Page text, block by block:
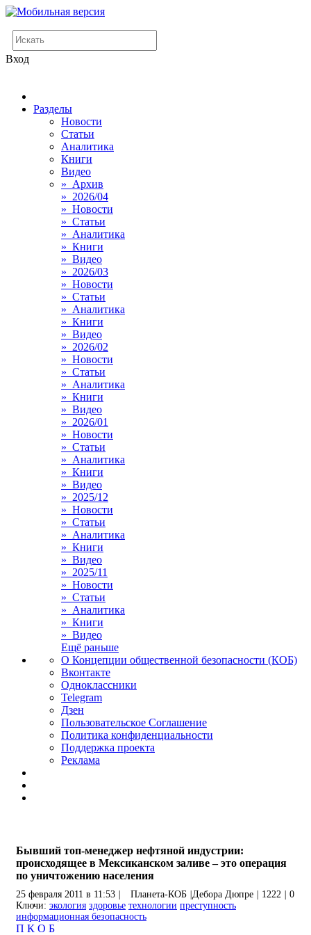
Вход
Разделы
Новости
Статьи
Аналитика
Книги
Видео
» Архив
» 2026/04
» Новости
» Статьи
» Аналитика
» Книги
» Видео
» 2026/03
» Новости
» Статьи
» Аналитика
» Книги
» Видео
» 2026/02
» Новости
» Статьи
» Аналитика
» Книги
» Видео
» 2026/01
» Новости
» Статьи
» Аналитика
» Книги
» Видео
» 2025/12
» Новости
» Статьи
» Аналитика
» Книги
» Видео
» 2025/11
» Новости
» Статьи
» Аналитика
» Книги
» Видео
Ещё раньше
О Концепции общественной безопасности (КОБ)
Вконтакте
Одноклассники
Telegram
Дзен
Пользовательское Соглашение
Политика конфиденциальности
Поддержка проекта
Реклама
Бывший топ-менеджер нефтяной индустрии:
происходящее в Мексиканском заливе – это операция
по уничтожению населения
25 февраля 2011 в 11:53 Планета-КОБ Дебора Дюпре 1222
0
Ключи: экология здоровье технологии преступность
информационная безопасность
П К О Б